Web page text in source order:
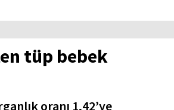
tüp bebek
oranı 1,42’ye